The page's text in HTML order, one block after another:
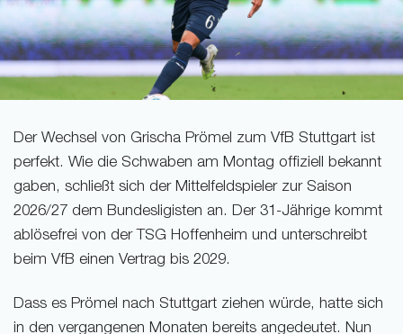
Der Wechsel von Grischa Prömel zum VfB Stuttgart ist
perfekt. Wie die Schwaben am Montag offiziell bekannt
gaben, schließt sich der Mittelfeldspieler zur Saison
2026/27 dem Bundesligisten an. Der 31-Jährige kommt
ablösefrei von der TSG Hoffenheim und unterschreibt
beim VfB einen Vertrag bis 2029.
Dass es Prömel nach Stuttgart ziehen würde, hatte sich
in den vergangenen Monaten bereits angedeutet. Nun